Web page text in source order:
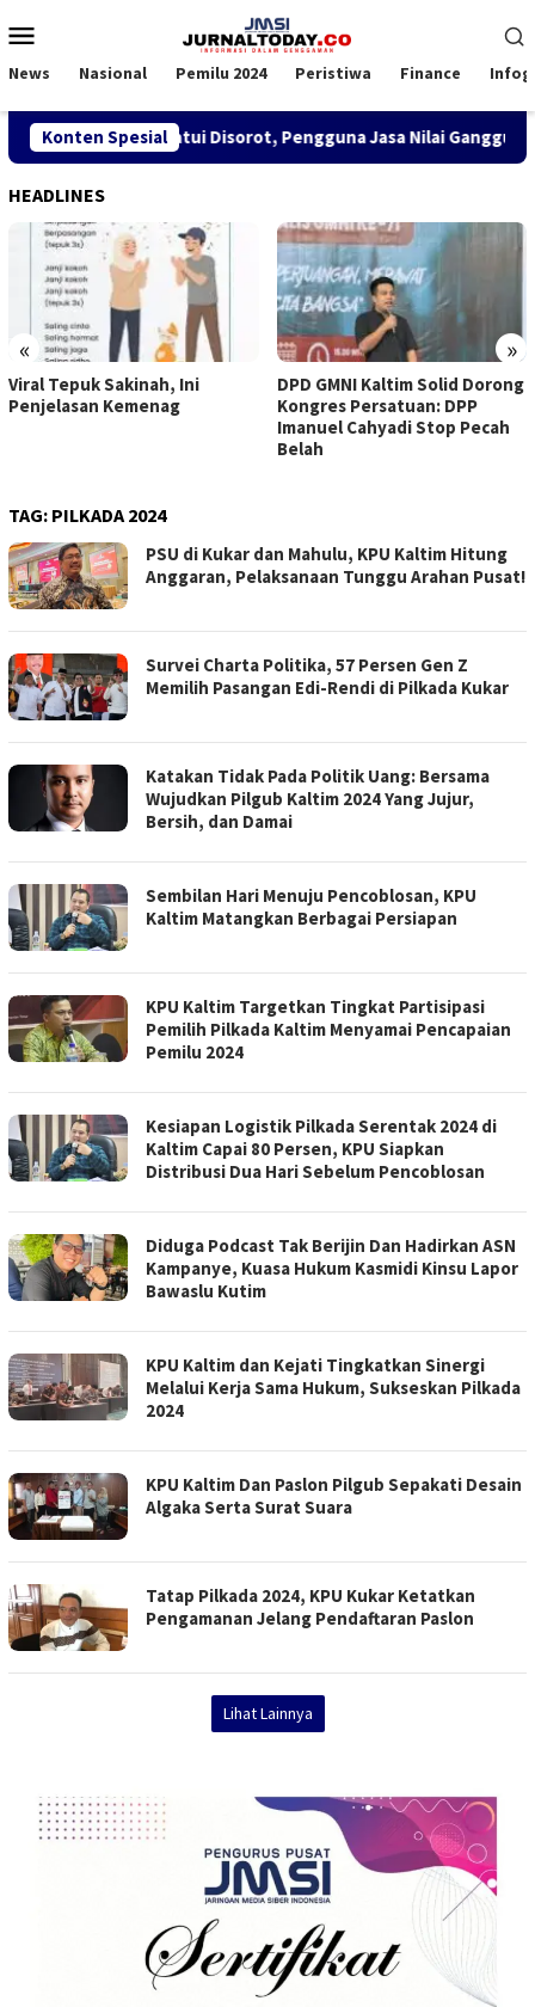
ke
Mobile
News Nasional Pemilu 2024 Peristiwa Finance
Konten Spesial
TKBM di KSOP Satui Disorot, Pengguna Jasa Nilai Ganggu
HEADLINES
« »
Viral Tepuk Sakinah, Ini
Penjelasan Kemenag
DPD GMNI Kaltim Solid Dorong
Kongres Persatuan: DPP
Imanuel Cahyadi Stop Pecah
Belah
TAG: PILKADA 2024
PSU di Kukar dan Mahulu, KPU Kaltim Hitung
Anggaran, Pelaksanaan Tunggu Arahan Pusat!
Survei Charta Politika, 57 Persen Gen Z
Memilih Pasangan Edi-Rendi di Pilkada Kukar
Katakan Tidak Pada Politik Uang: Bersama
Wujudkan Pilgub Kaltim 2024 Yang Jujur,
Bersih, dan Damai
Sembilan Hari Menuju Pencoblosan, KPU
Kaltim Matangkan Berbagai Persiapan
KPU Kaltim Targetkan Tingkat Partisipasi
Pemilih Pilkada Kaltim Menyamai Pencapaian
Pemilu 2024
Kesiapan Logistik Pilkada Serentak 2024 di
Kaltim Capai 80 Persen, KPU Siapkan
Distribusi Dua Hari Sebelum Pencoblosan
Diduga Podcast Tak Berijin Dan Hadirkan ASN
Kampanye, Kuasa Hukum Kasmidi Kinsu Lapor
Bawaslu Kutim
KPU Kaltim dan Kejati Tingkatkan Sinergi
Melalui Kerja Sama Hukum, Sukseskan Pilkada
2024
KPU Kaltim Dan Paslon Pilgub Sepakati Desain
Algaka Serta Surat Suara
Tatap Pilkada 2024, KPU Kukar Ketatkan
Pengamanan Jelang Pendaftaran Paslon
Lihat Lainnya